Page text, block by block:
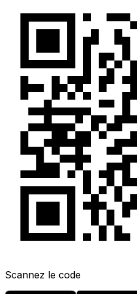
Scannez le code